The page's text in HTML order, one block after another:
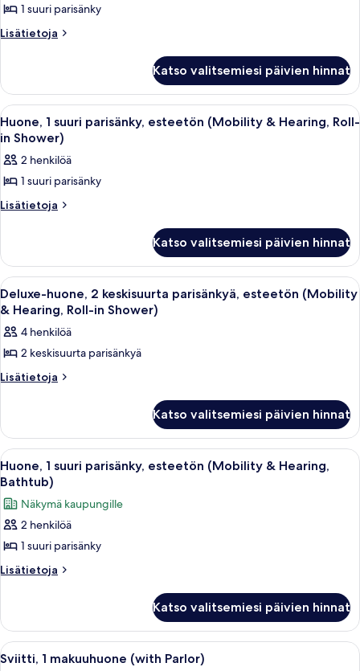
Hearing)
1
suuri
(Mobility
&
Hearing,
Roll-
in
Shower)
kuvat
1 suuri parisänky
Lisätietoja
Lisätietoja
suuri
parisänky,
esteetön
(Mobility
Hearing,
Roll-
Shower)
Katso valitsemiesi päivien hinnat
Avaa
kaikki
huonetyypin
Huone,
1
suuri
(Mobility
&
Hearing,
Roll-
in
Shower)
kuvat
Hotellihuone, jossa on suuri sänky,
7
Huone, 1 suuri parisänky, esteetön (Mobility & Hearing, Roll-
in Shower)
2 henkilöä
1 suuri parisänky
Lisätietoja
Lisätietoja
suuri
parisänky,
esteetön
(Mobility
Hearing,
Roll-
Shower)
Katso valitsemiesi päivien hinnat
Avaa
kaikki
huonetyypin
Deluxe-
huone,
2
esteetön
(Mobility
&
Hearing,
Roll-
in
Shower)
kuvat
Hotellihuone, jossa on kaksi erillistä
6
Deluxe-huone, 2 keskisuurta parisänkyä, esteetön (Mobility
& Hearing, Roll-in Shower)
4 henkilöä
2 keskisuurta parisänkyä
Lisätietoja
Lisätietoja
2
keskisuurta
parisänkyä,
esteetön
&
Hearing,
in
Shower)
Katso valitsemiesi päivien hinnat
Avaa
kaikki
huonetyypin
Huone,
1
suuri
parisänky,
&
Hearing,
Bathtub)
Hotellihuone, jossa on suuri sänky,
6
Huone, 1 suuri parisänky, esteetön (Mobility & Hearing,
Bathtub)
Näkymä kaupungille
2 henkilöä
1 suuri parisänky
Lisätietoja
Lisätietoja
suuri
parisänky,
esteetön
Katso valitsemiesi päivien hinnat
Avaa
Hotellihuone, jossa on suuri sänky,
11
Sviitti, 1 makuuhuone (with Parlor)